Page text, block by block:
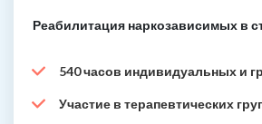
Реабилитация наркозависимых в
540 часов индивидуальных и
Участие в терапевтических